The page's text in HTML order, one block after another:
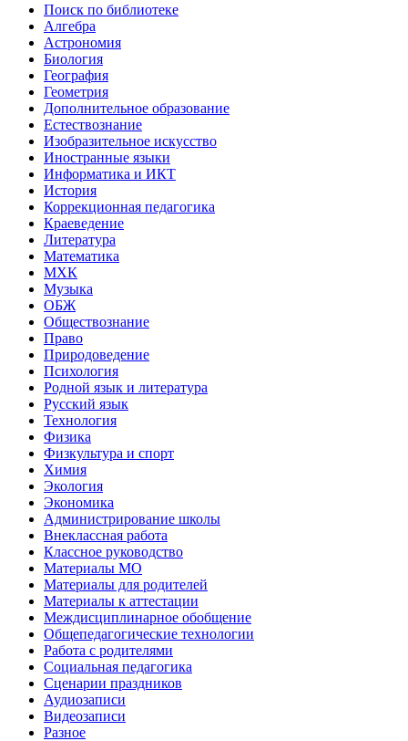
Поиск по библиотеке
Алгебра
Астрономия
Биология
География
Геометрия
Дополнительное образование
Естествознание
Изобразительное искусство
Иностранные языки
Информатика и ИКТ
История
Коррекционная педагогика
Краеведение
Литература
Математика
МХК
Музыка
ОБЖ
Обществознание
Право
Природоведение
Психология
Родной язык и литература
Русский язык
Технология
Физика
Физкультура и спорт
Химия
Экология
Экономика
Администрирование школы
Внеклассная работа
Классное руководство
Материалы МО
Материалы для родителей
Материалы к аттестации
Междисциплинарное обобщение
Общепедагогические технологии
Работа с родителями
Социальная педагогика
Сценарии праздников
Аудиозаписи
Видеозаписи
Разное